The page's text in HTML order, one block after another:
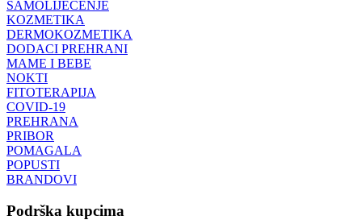
SAMOLIJEČENJE
KOZMETIKA
DERMOKOZMETIKA
DODACI PREHRANI
MAME I BEBE
NOKTI
FITOTERAPIJA
COVID-19
PREHRANA
PRIBOR
POMAGALA
POPUSTI
BRANDOVI
Podrška kupcima